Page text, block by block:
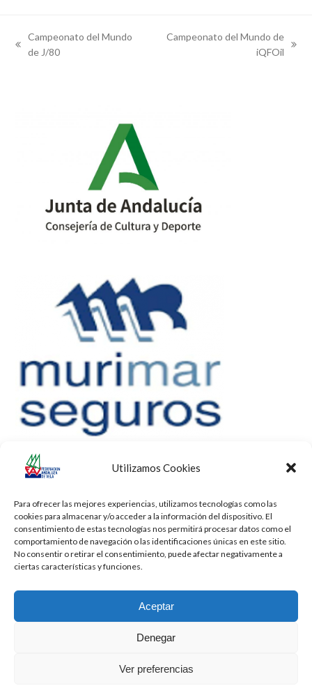
Utilizamos Cookies
Para ofrecer las mejores experiencias, utilizamos tecnologías como las
cookies para almacenar y/o acceder a la información del dispositivo. El
consentimiento de estas tecnologías nos permitirá procesar datos como el
comportamiento de navegación o las identificaciones únicas en este sitio.
No consentir o retirar el consentimiento, puede afectar negativamente a
ciertas características y funciones.
Aceptar
Denegar
Ver preferencias
previous
Campeonato del Mundo
de J/80
Campeonato del Mundo de
iQFOil
Todos los derechos reservados -Privacidad